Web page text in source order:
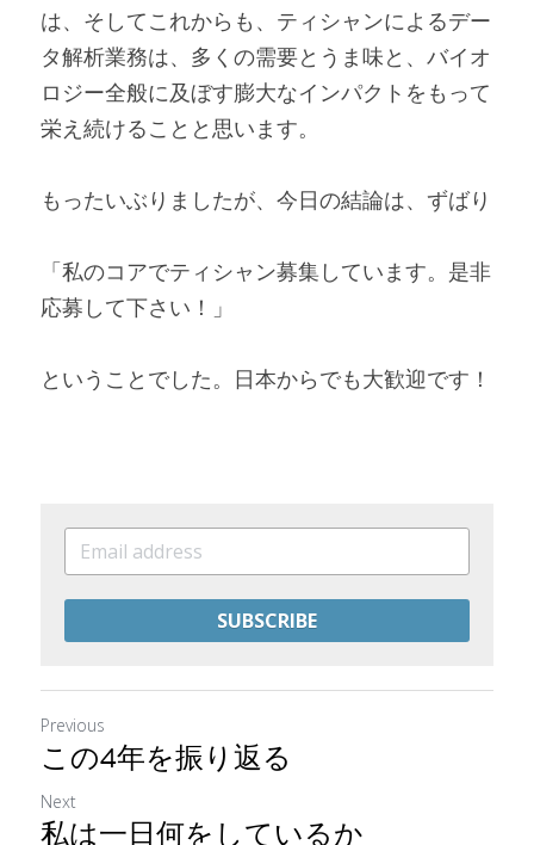
は、そしてこれからも、ティシャンによるデー
タ解析業務は、多くの需要とうま味と、バイオ
ロジー全般に及ぼす膨大なインパクトをもって
栄え続けることと思います。
もったいぶりましたが、今日の結論は、ずばり
「私のコアでティシャン募集しています。是非
応募して下さい！」
ということでした。日本からでも大歓迎です！
SUBSCRIBE
Previous
この4年を振り返る
Next
私は一日何をしているか